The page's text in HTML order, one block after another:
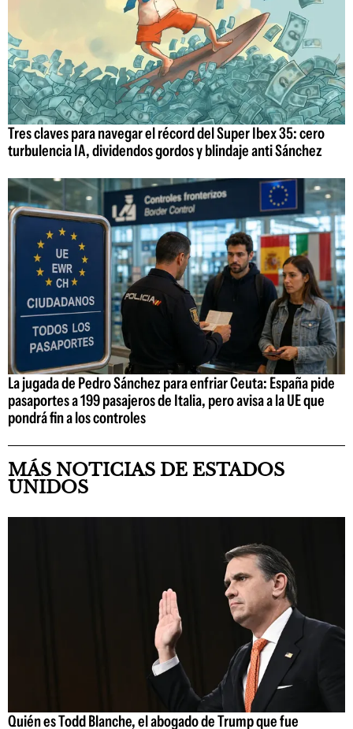
Tres claves para navegar el récord del Super Ibex 35: cero
turbulencia IA, dividendos gordos y blindaje anti Sánchez
La jugada de Pedro Sánchez para enfriar Ceuta: España pide
pasaportes a 199 pasajeros de Italia, pero avisa a la UE que
pondrá fin a los controles
MÁS NOTICIAS DE ESTADOS
UNIDOS
Quién es Todd Blanche, el abogado de Trump que fue